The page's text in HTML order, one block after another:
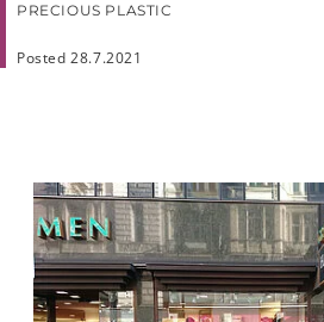
PRECIOUS PLASTIC
Posted 28.7.2021